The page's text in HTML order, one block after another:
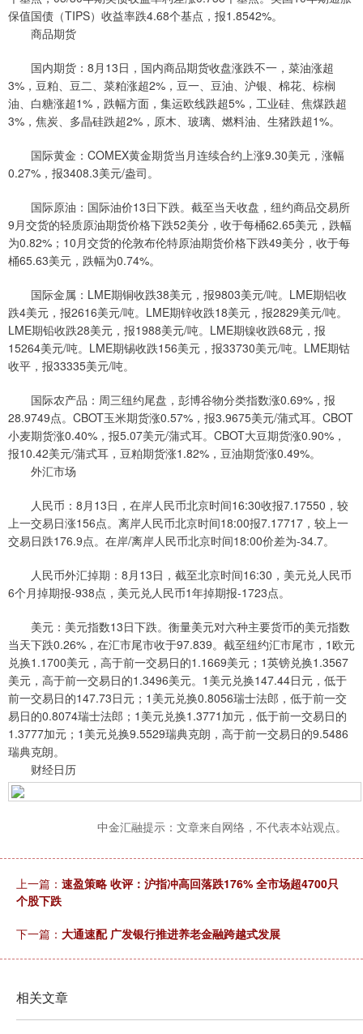
保值国债（TIPS）收益率跌4.68个基点，报1.8542%。
商品期货
国内期货：8月13日，国内商品期货收盘涨跌不一，菜油涨超
3%，豆粕、豆二、菜粕涨超2%，豆一、豆油、沪银、棉花、棕榈
油、白糖涨超1%，跌幅方面，集运欧线跌超5%，工业硅、焦煤跌超
3%，焦炭、多晶硅跌超2%，原木、玻璃、燃料油、生猪跌超1%。
国际黄金：COMEX黄金期货当月连续合约上涨9.30美元，涨幅
0.27%，报3408.3美元/盎司。
国际原油：国际油价13日下跌。截至当天收盘，纽约商品交易所
9月交货的轻质原油期货价格下跌52美分，收于每桶62.65美元，跌幅
为0.82%；10月交货的伦敦布伦特原油期货价格下跌49美分，收于每
桶65.63美元，跌幅为0.74%。
国际金属：LME期铜收跌38美元，报9803美元/吨。LME期铝收
跌4美元，报2616美元/吨。LME期锌收跌18美元，报2829美元/吨。
LME期铅收跌28美元，报1988美元/吨。LME期镍收跌68元，报
15264美元/吨。LME期锡收跌156美元，报33730美元/吨。LME期钴
收平，报33335美元/吨。
国际农产品：周三纽约尾盘，彭博谷物分类指数涨0.69%，报
28.9749点。CBOT玉米期货涨0.57%，报3.9675美元/蒲式耳。CBOT
小麦期货涨0.40%，报5.07美元/蒲式耳。CBOT大豆期货涨0.90%，
报10.42美元/蒲式耳，豆粕期货涨1.82%，豆油期货涨0.49%。
外汇市场
人民币：8月13日，在岸人民币北京时间16:30收报7.17550，较
上一交易日涨156点。离岸人民币北京时间18:00报7.17717，较上一
交易日跌176.9点。在岸/离岸人民币北京时间18:00价差为-34.7。
人民币外汇掉期：8月13日，截至北京时间16:30，美元兑人民币
6个月掉期报-938点，美元兑人民币1年掉期报-1723点。
美元：美元指数13日下跌。衡量美元对六种主要货币的美元指数
当天下跌0.26%，在汇市尾市收于97.839。截至纽约汇市尾市，1欧元
兑换1.1700美元，高于前一交易日的1.1669美元；1英镑兑换1.3567
美元，高于前一交易日的1.3496美元。1美元兑换147.44日元，低于
前一交易日的147.73日元；1美元兑换0.8056瑞士法郎，低于前一交
易日的0.8074瑞士法郎；1美元兑换1.3771加元，低于前一交易日的
1.3777加元；1美元兑换9.5529瑞典克朗，高于前一交易日的9.5486
瑞典克朗。
财经日历
中金汇融提示：文章来自网络，不代表本站观点。
上一篇： 速盈策略 收评：沪指冲高回落跌176% 全市场超4700只
个股下跌
下一篇： 大通速配 广发银行推进养老金融跨越式发展
相关文章